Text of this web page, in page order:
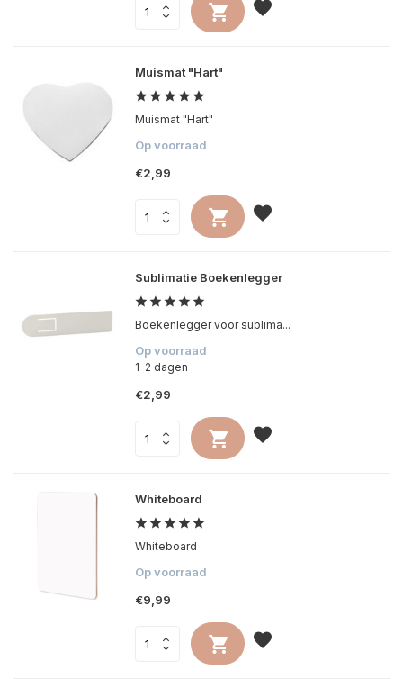
Muismat "Hart"
Muismat "Hart"
Op voorraad
€2,99
Sublimatie Boekenlegger
Boekenlegger voor sublima...
Op voorraad
1-2 dagen
€2,99
Whiteboard
Whiteboard
Op voorraad
€9,99